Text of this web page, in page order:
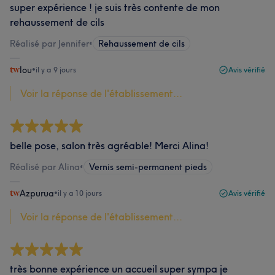
super expérience ! je suis très contente de mon
rehaussement de cils
Réalisé par Jennifer• Rehaussement de cils
lou•il y a 9 jours Avis vérifié
Voir la réponse de l'établissement...
belle pose, salon très agréable! Merci Alina!
Réalisé par Alina• Vernis semi-permanent pieds
Azpurua•il y a 10 jours Avis vérifié
Voir la réponse de l'établissement...
très bonne expérience un accueil super sympa je